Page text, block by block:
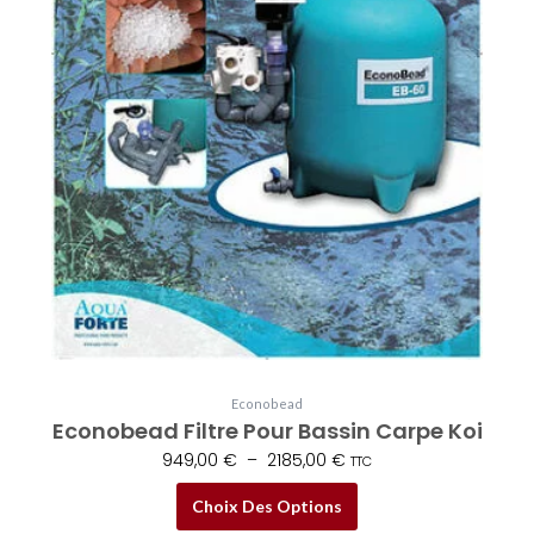
Econobead
Econobead Filtre Pour Bassin Carpe Koi
949,00 € – 2185,00 € TTC
Choix Des Options
choisies
sur
la
produit